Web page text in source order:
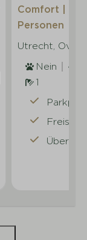
Comfort | 5
Personen
Utrecht,
Nein
1